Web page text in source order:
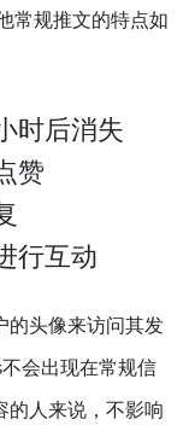
常规推文的特点如
时后消失
赞
行互动
的头像来访问其发
不会出现在常规信
的人来说，不影响